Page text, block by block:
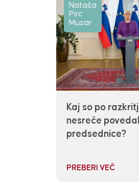
Nataša
Pirc
Musar
Kaj so po
nesreče
predsednice?
PREBERI VEČ